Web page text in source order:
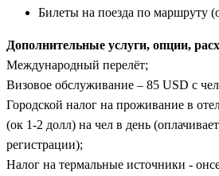
Билеты на поезда по маршруту
Дополнительные услуги, опции,
Международный перелёт;
Визовое обслуживание – 85 USD с
Городской налог на проживание в
(ок 1-2 долл) на чел в день
регистрации);
Налог на термальные источники -